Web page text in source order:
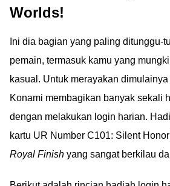
Worlds!
Ini dia bagian yang paling ditunggu-
pemain, termasuk kamu yang
kasual. Untuk merayakan
Konami membagikan banyak sekali
dengan melakukan login harian.
kartu UR Number C101: Silent
Royal Finish yang sangat berkilau